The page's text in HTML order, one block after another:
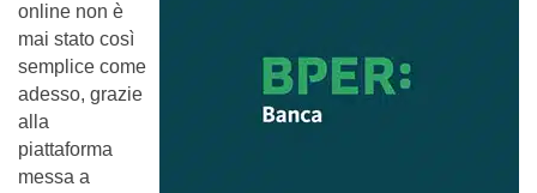
online non è
mai stato così
semplice come
adesso, grazie
alla
piattaforma
messa a